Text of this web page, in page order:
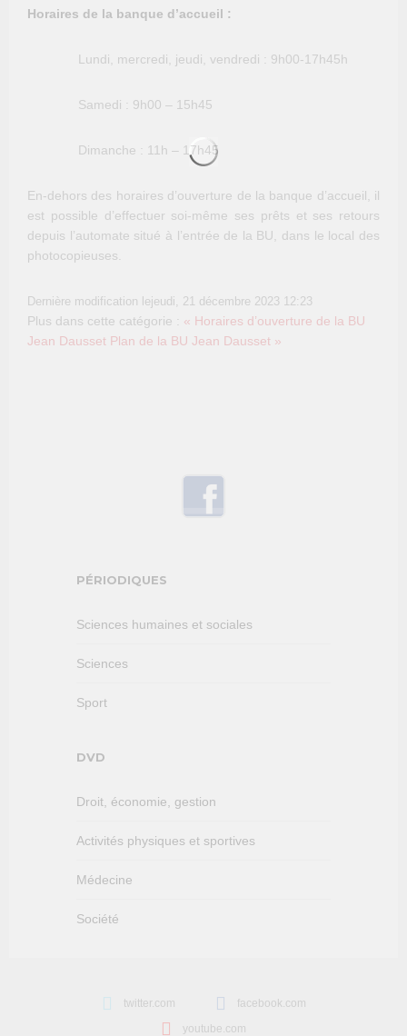
Horaires de la banque d’accueil :
Lundi, mercredi, jeudi, vendredi : 9h00-17h45h
Samedi : 9h00 – 15h45
Dimanche : 11h – 17h45
En-dehors des horaires d’ouverture de la banque d’accueil, il
est possible d’effectuer soi-même ses prêts et ses retours
depuis l’automate situé à l’entrée de la BU, dans le local des
photocopieuses.
Dernière modification lejeudi, 21 décembre 2023 12:23
Plus dans cette catégorie : « Horaires d’ouverture de la BU
Jean Dausset Plan de la BU Jean Dausset »
PÉRIODIQUES
Sciences humaines et sociales
Sciences
Sport
DVD
Droit, économie, gestion
Activités physiques et sportives
Médecine
Société
twitter.com
facebook.com
youtube.com